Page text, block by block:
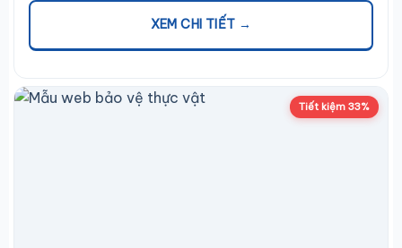
XEM CHI TIẾT →
Tiết kiệm 33%